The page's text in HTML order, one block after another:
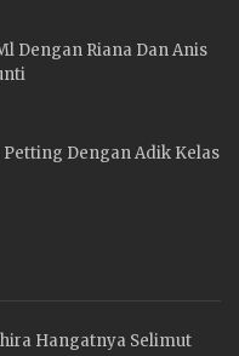
Dengan Riana Dan Anis
Petting Dengan Adik Kelas
Hangatnya Selimut